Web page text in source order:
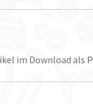
im Download als